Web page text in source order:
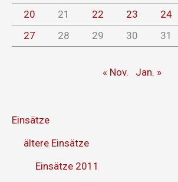
20
21 22 23 24
27
28 29 30 31
« Nov. Jan. »
Einsätze
ältere Einsätze
Einsätze 2011